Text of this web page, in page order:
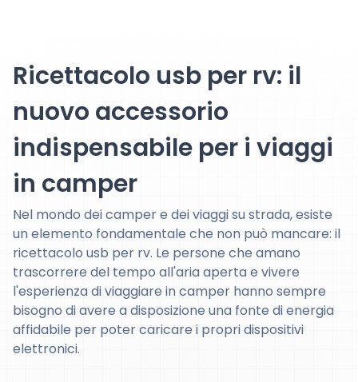
Ricettacolo usb per rv: il
nuovo accessorio
indispensabile per i viaggi
in camper
Nel mondo dei camper e dei viaggi su strada, esiste
un elemento fondamentale che non può mancare: il
ricettacolo usb per rv. Le persone che amano
trascorrere del tempo all'aria aperta e vivere
l'esperienza di viaggiare in camper hanno sempre
bisogno di avere a disposizione una fonte di energia
affidabile per poter caricare i propri dispositivi
elettronici.